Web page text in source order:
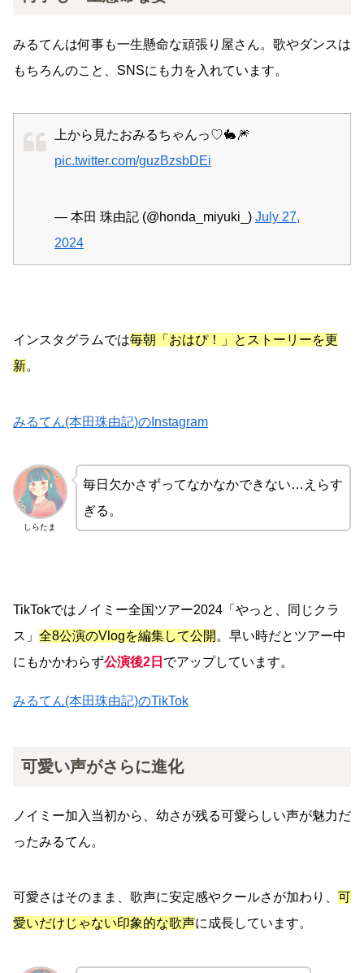
みるてんは何事も一生懸命な頑張り屋さん。歌やダンスは
もちろんのこと、SNSにも力を入れています。
上から見たおみるちゃんっ♡🐇🎆
pic.twitter.com/guzBzsbDEi
— 本田 珠由記 (@honda_miyuki_) July 27,
2024
インスタグラムでは毎朝「おはぴ！」とストーリーを更
新。
みるてん(本田珠由記)のInstagram
しらたま
毎日欠かさずってなかなかできない…えらす
ぎる。
TikTokではノイミー全国ツアー2024「やっと、同じクラ
ス」 全8公演のVlogを編集して公開 。早い時だとツアー中
にもかかわらず公演後2日 でアップしています。
みるてん(本田珠由記)のTikTok
可愛い声がさらに進化
ノイミー加入当初から、幼さが残る可愛らしい声が魅力だ
ったみるてん。
可愛さはそのまま、歌声に安定感やクールさが加わり、 可
愛いだけじゃない印象的な歌声に成長しています。